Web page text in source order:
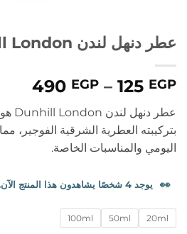
عطر دنهل لندن Dunhill London
125 EGP
–
490 EGP
نطاق
من
عطر دنهل لندن Dunhill London
بتركيبته العطرية الشرقية الفوجير،
اليومي والمناسبات الخاصة.
👀 يوجد 4 شخصًا يشاهدون هذا المنتج الآن.
20ml
50ml
100ml